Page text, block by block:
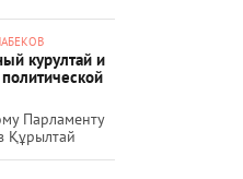
курултай и
Парламенту
Құрылтай